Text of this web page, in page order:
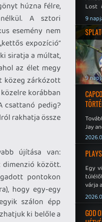
húzna félre,
A sztori
esemény nem
expozíció”
siratja a múltat,
az élet megy
közeg zárkózott
korábban
csattanó pedig?
rakhatja össze
újítása van:
dimenzió között.
pontokon
hogy egy-egy
szálon épp
ki belőle a
Lost
Never
9
9
Jay
No
Egy
várja
GOD